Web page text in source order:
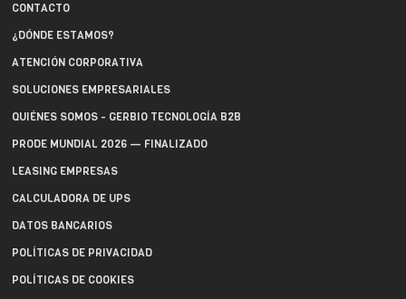
CONTACTO
¿DÓNDE ESTAMOS?
ATENCIÓN CORPORATIVA
SOLUCIONES EMPRESARIALES
QUIÉNES SOMOS - GERBIO TECNOLOGÍA B2B
PRODE MUNDIAL 2026 — FINALIZADO
LEASING EMPRESAS
CALCULADORA DE UPS
DATOS BANCARIOS
POLÍTICAS DE PRIVACIDAD
POLÍTICAS DE COOKIES